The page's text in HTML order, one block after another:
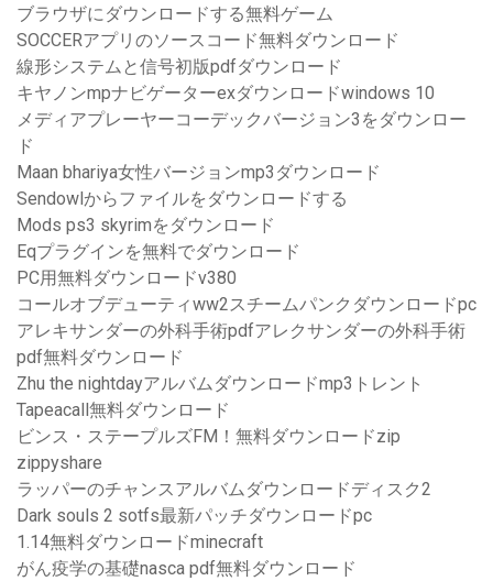
ブラウザにダウンロードする無料ゲーム
SOCCERアプリのソースコード無料ダウンロード
線形システムと信号初版pdfダウンロード
キヤノンmpナビゲーターexダウンロードwindows 10
メディアプレーヤーコーデックバージョン3をダウンロー
ド
Maan bhariya女性バージョンmp3ダウンロード
Sendowlからファイルをダウンロードする
Mods ps3 skyrimをダウンロード
Eqプラグインを無料でダウンロード
PC用無料ダウンロードv380
コールオブデューティww2スチームパンクダウンロードpc
アレキサンダーの外科手術pdfアレクサンダーの外科手術
pdf無料ダウンロード
Zhu the nightdayアルバムダウンロードmp3トレント
Tapeacall無料ダウンロード
ビンス・ステープルズFM！無料ダウンロードzip
zippyshare
ラッパーのチャンスアルバムダウンロードディスク2
Dark souls 2 sotfs最新パッチダウンロードpc
1.14無料ダウンロードminecraft
がん疫学の基礎nasca pdf無料ダウンロード